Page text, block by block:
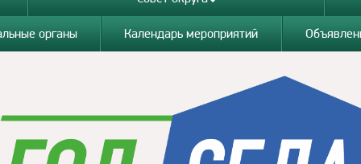
органы Календарь мероприятий